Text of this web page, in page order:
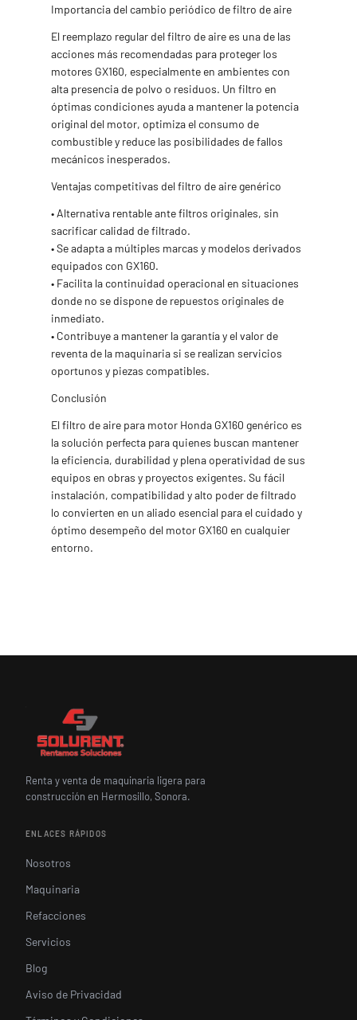
Importancia del cambio periódico de filtro de aire
El reemplazo regular del filtro de aire es una de las
acciones más recomendadas para proteger los
motores GX160, especialmente en ambientes con
alta presencia de polvo o residuos. Un filtro en
óptimas condiciones ayuda a mantener la potencia
original del motor, optimiza el consumo de
combustible y reduce las posibilidades de fallos
mecánicos inesperados.
Ventajas competitivas del filtro de aire genérico
• Alternativa rentable ante filtros originales, sin
sacrificar calidad de filtrado.
• Se adapta a múltiples marcas y modelos derivados
equipados con GX160.
• Facilita la continuidad operacional en situaciones
donde no se dispone de repuestos originales de
inmediato.
• Contribuye a mantener la garantía y el valor de
reventa de la maquinaria si se realizan servicios
oportunos y piezas compatibles.
Conclusión
El filtro de aire para motor Honda GX160 genérico es
la solución perfecta para quienes buscan mantener
la eficiencia, durabilidad y plena operatividad de sus
equipos en obras y proyectos exigentes. Su fácil
instalación, compatibilidad y alto poder de filtrado
lo convierten en un aliado esencial para el cuidado y
óptimo desempeño del motor GX160 en cualquier
entorno.
Renta y venta de maquinaria ligera para
construcción en Hermosillo, Sonora.
ENLACES RÁPIDOS
Nosotros
Maquinaria
Refacciones
Servicios
Blog
Aviso de Privacidad